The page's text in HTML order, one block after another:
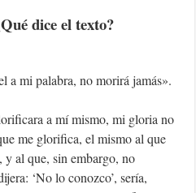
dice el texto?
a mi palabra, no morirá jamás».
a mí mismo, mi gloria no
me glorifica, el mismo al que
y al que, sin embargo, no
‘No lo conozco’, sería,